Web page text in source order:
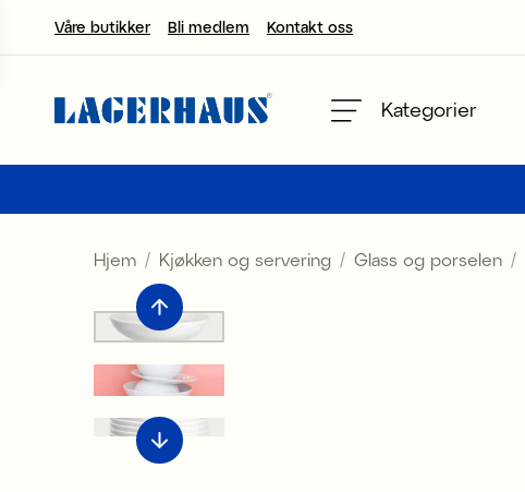
Våre butikker Bli medlem Kontakt oss
Kategorier
velg språk / valuta
FI / EUR
NO / NKR
SE / SEK
Hjem Kjøkken og servering Glass og porselen